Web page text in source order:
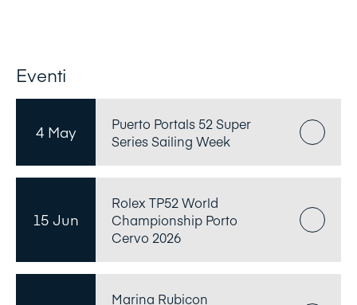
Eventi
4 May
Puerto Portals 52 Super
Series Sailing Week
15 Jun
Rolex TP52 World
Championship Porto
Cervo 2026
Marina Rubicon